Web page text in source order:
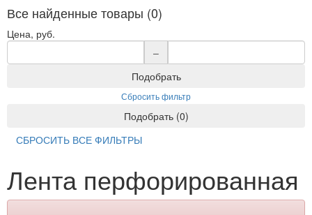
Все найденные товары (0)
Цена, руб.
–
Подобрать
Сбросить фильтр
Подобрать (0)
СБРОСИТЬ ВСЕ ФИЛЬТРЫ
Лента перфорированная